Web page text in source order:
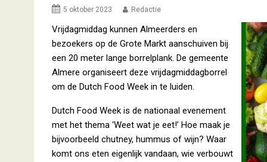
5 oktober 2023 Redactie
Vrijdagmiddag kunnen Almeerders en
bezoekers op de Grote Markt aanschuiven bij
een 20 meter lange borrelplank. De gemeente
Almere organiseert deze vrijdagmiddagborrel
om de Dutch Food Week in te luiden.
Dutch Food Week is de nationaal evenement
met het thema ‘Weet wat je eet!’ Hoe maak je
bijvoorbeeld chutney, hummus of wijn? Waar
komt ons eten eigenlijk vandaan, wie verbouwt